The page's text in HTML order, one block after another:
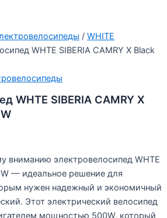
/ WHITE
WHTE SIBERIA CAMRY X Black
WHTE SIBERIA CAMRY X
вниманию электровелосипед WHTE
— идеальное решение для
нужен надежный и экономичный
Этот электрический велосипед
мощностью 500W, который